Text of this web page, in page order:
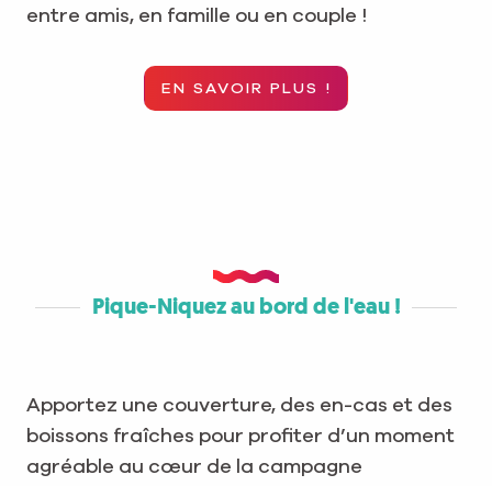
entre amis, en famille ou en couple !
EN SAVOIR PLUS !
Pique-Niquez au bord de l'eau !
Apportez une couverture, des en-cas et des
boissons fraîches pour profiter d’un moment
agréable au cœur de la campagne